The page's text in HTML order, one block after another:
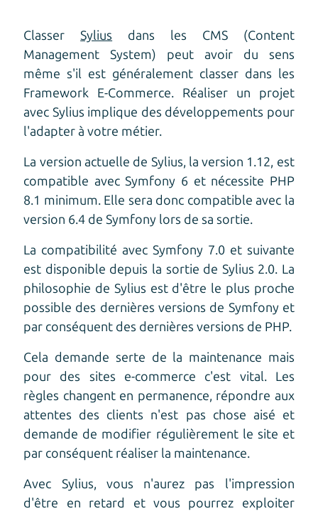
Classer Sylius dans les CMS (Content
Management System) peut avoir du sens
même s'il est généralement classer dans les
Framework E-Commerce. Réaliser un projet
avec Sylius implique des développements pour
l'adapter à votre métier.
La version actuelle de Sylius, la version 1.12, est
compatible avec Symfony 6 et nécessite PHP
8.1 minimum. Elle sera donc compatible avec la
version 6.4 de Symfony lors de sa sortie.
La compatibilité avec Symfony 7.0 et suivante
est disponible depuis la sortie de Sylius 2.0. La
philosophie de Sylius est d'être le plus proche
possible des dernières versions de Symfony et
par conséquent des dernières versions de PHP.
Cela demande serte de la maintenance mais
pour des sites e-commerce c'est vital. Les
règles changent en permanence, répondre aux
attentes des clients n'est pas chose aisé et
demande de modifier régulièrement le site et
par conséquent réaliser la maintenance.
Avec Sylius, vous n'aurez pas l'impression
d'être en retard et vous pourrez exploiter